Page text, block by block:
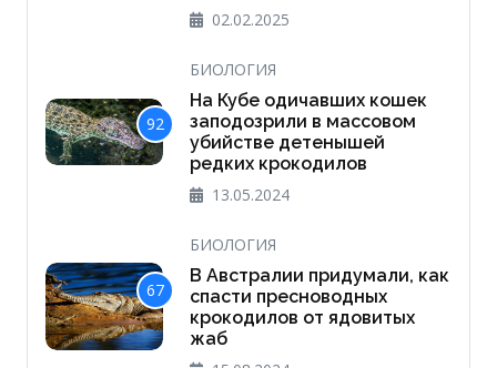
02.02.2025
92
БИОЛОГИЯ
На Кубе одичавших кошек
заподозрили в массовом
убийстве детенышей
редких крокодилов
13.05.2024
67
БИОЛОГИЯ
В Австралии придумали, как
спасти пресноводных
крокодилов от ядовитых
жаб